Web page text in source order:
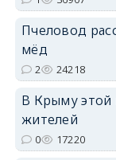
Пчеловод
мёд
2 24218
В Крыму этой
жителей
0 17220